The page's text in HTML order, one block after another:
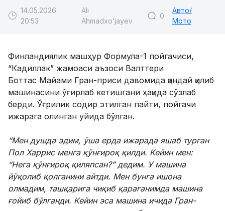
14.05.2026
20:53
Ali
Ahmadxo’jayev
0
Авто/
Мото
Финландиялик машҳур Формула-1 пойгачиси,
“Кадиллак” жамоаси аъзоси Валттери
Боттас Майами Гран-приси давомида қандай қилиб
машинасини ўғирлаб кетишгани ҳақида сўзлаб
берди. Ўғрилик содир этилган пайти, пойгачи
ижарага олинган уйида бўлган.
“Мен душда эдим, ўша ерда ижарада яшаб турган
Пол Харрис менга қўнғироқ қилди. Кейин мен:
“Нега қўнғироқ қиляпсан?” дедим. У машина
йўқолиб қолганини айтди. Мен бунга ишона
олмадим, ташқарига чиқиб қараганимда машина
ғойиб бўлганди. Кейин эса машина ичида Гран-